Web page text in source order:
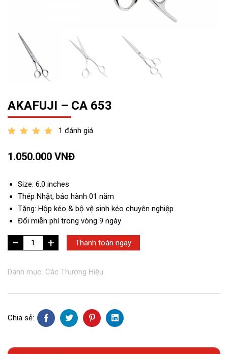
AKAFUJI – CA 653
1 đánh giá
1.050.000 VNĐ
Size: 6.0 inches
Thép Nhật, bảo hành 01 năm
Tặng: Hộp kéo & bộ vệ sinh kéo chuyên nghiệp
Đổi miễn phí trong vòng 9 ngày
Akafuji
-
653
+ Thanh toán ngay
Danh mục: Các Thương Hiệu
Chia sẻ: